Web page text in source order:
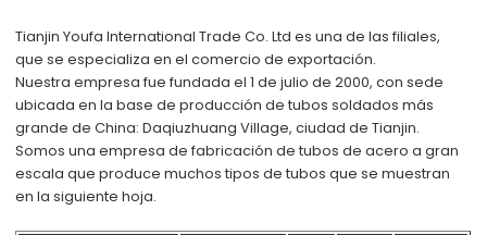
Tianjin Youfa International Trade Co. Ltd es una de las filiales,
que se especializa en el comercio de exportación.
Nuestra empresa fue fundada el 1 de julio de 2000, con sede
ubicada en la base de producción de tubos soldados más
grande de China: Daqiuzhuang Village, ciudad de Tianjin.
Somos una empresa de fabricación de tubos de acero a gran
escala que produce muchos tipos de tubos que se muestran
en la siguiente hoja.